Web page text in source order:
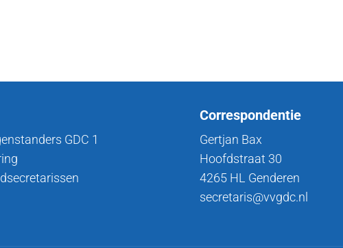
GDC 1
Correspondentie
Gertjan Bax
Hoofdstraat 30
4265 HL Genderen
secretaris@vvgdc.nl